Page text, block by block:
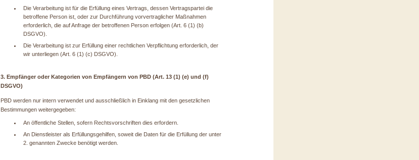
Die Verarbeitung ist für die Erfüllung eines Vertrags, dessen Vertragspartei die
betroffene Person ist, oder zur Durchführung vorvertraglicher Maßnahmen
erforderlich, die auf Anfrage der betroffenen Person erfolgen (Art. 6 (1) (b)
DSGVO).
Die Verarbeitung ist zur Erfüllung einer rechtlichen Verpflichtung erforderlich, der
wir unterliegen (Art. 6 (1) (c) DSGVO).
3. Empfänger oder Kategorien von Empfängern von PBD (Art. 13 (1) (e) und (f)
DSGVO)
PBD werden nur intern verwendet und ausschließlich in Einklang mit den gesetzlichen
Bestimmungen weitergegeben:
An öffentliche Stellen, sofern Rechtsvorschriften dies erfordern.
An Dienstleister als Erfüllungsgehilfen, soweit die Daten für die Erfüllung der unter
2. genannten Zwecke benötigt werden.